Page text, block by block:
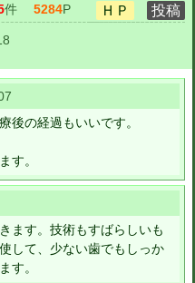
件 5284P
後の経過もいいです。
す。
ます。技術もすばらしいも
して、少ない歯でもしっか
す。